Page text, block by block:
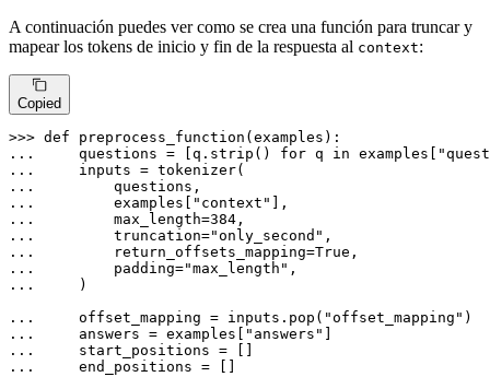
A continuación puedes ver como se crea una función para truncar y
mapear los tokens de inicio y fin de la respuesta al context:
Copied
>>> def preprocess_function ( examples
...
    questions = [q.strip()
for q in examples[
...
...
...
        examples[
"context"
...
        max_length=
384
...
        truncation=
"only_second"
...
        return_offsets_mapping=
True
...
        padding=
"max_length"
...
    )
...
    offset_mapping = inputs.pop(
"offset_mapping"
...
    answers = examples[
"answers"
...
...
    end_positions = []